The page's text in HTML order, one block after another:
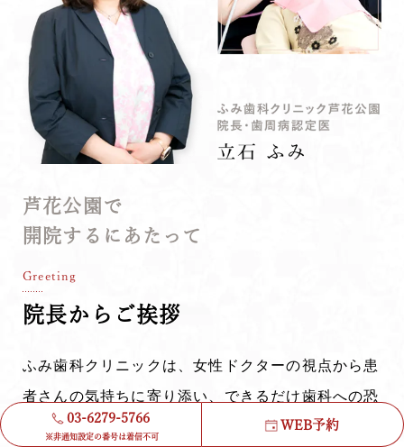
03-6279-5766
※非通知設定の番号は着信不可
WEB予約
芦花公園で
開院するにあたって
Greeting
院長からご挨拶
ふみ歯科クリニックは、女性ドクターの視点から患
者さんの気持ちに寄り添い、できるだけ歯科への恐
怖心を減らして、お口の中の悩み事を気軽に相談で